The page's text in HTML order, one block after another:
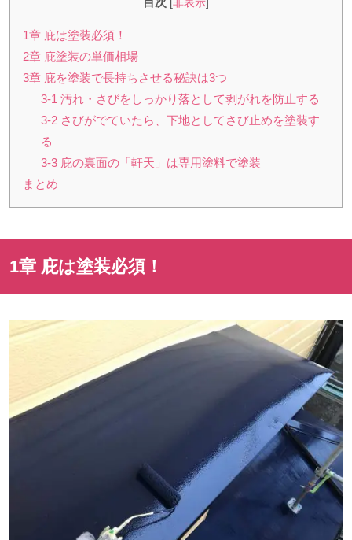
[非表示]
1章 庇は塗装必須！
2章 庇塗装の単価相場
3章 庇を塗装で長持ちさせる秘訣は3つ
3-1 汚れ・さびをしっかり落として剥がれを防止する
3-2 さびがでていたら、下地としてさび止めを塗装す
る
3-3 庇の裏面の「軒天」は専用塗料で塗装
まとめ
1章 庇は塗装必須！